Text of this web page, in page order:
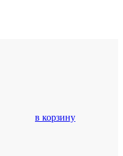
в корзину